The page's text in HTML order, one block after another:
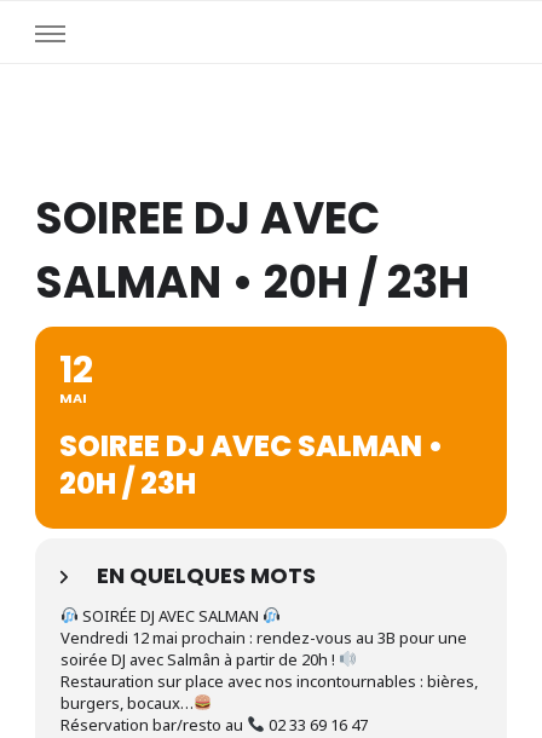
SOIREE DJ AVEC
SALMAN • 20H / 23H
12
MAI
SOIREE DJ AVEC SALMAN •
20H / 23H
EN QUELQUES MOTS
SOIRÉE DJ AVEC SALMAN
Vendredi 12 mai prochain : rendez-vous au 3B pour une
soirée DJ avec Salmân à partir de 20h !
Restauration sur place avec nos incontournables : bières,
burgers, bocaux…
Réservation bar/resto au
02 33 69 16 47